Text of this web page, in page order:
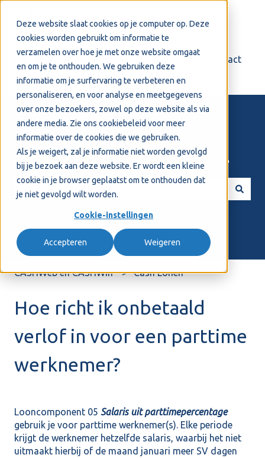
Deze website slaat cookies op je computer op. Deze
cookies worden gebruikt om informatie te
verzamelen over hoe je met onze website omgaat
en om je te onthouden. We gebruiken deze
informatie om je surfervaring te verbeteren en
personaliseren, en voor analyse en meetgegevens
over onze bezoekers, zowel op deze website als via
andere media. Zie ons cookiebeleid voor meer
informatie over de cookies die we gebruiken.
Als je weigert, zal je informatie niet worden gevolgd
bij je bezoek aan deze website. Er wordt een kleine
cookie in je browser geplaatst om te onthouden dat
je niet gevolgd wilt worden.
Cookie-instellingen
Accepteren Weigeren
Support Contact
Welkom! Hoe kunnen we je helpen?
CASHWeb en CASHWin Cash Lonen
Hoe richt ik onbetaald
verlof in voor een parttime
werknemer?
Looncomponent 05 Salaris uit parttimepercentage
gebruik je voor parttime werknemer(s). Elke periode
krijgt de werknemer hetzelfde salaris, waarbij het niet
uitmaakt hierbij of de maand januari meer SV dagen